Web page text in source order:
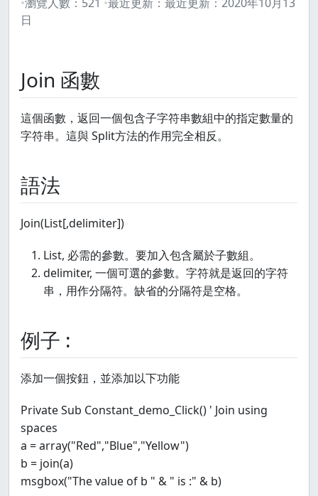
日
Join 函數
這個函數，返回一個包含子字符串數組中的指定數量的
字符串。這與 Split方法的作用完全相反。
語法
Join(List[,delimiter])
List, 必需的參數。要加入包含屬於子數組。
delimiter, 一個可選的參數。字符就是返回的字符
串，用作分隔符。缺省的分隔符是空格。
例子 :
添加一個按鈕，並添加以下功能
Private Sub Constant_demo_Click() ' Join using
spaces
a = array("Red","Blue","Yellow")
b = join(a)
msgbox("The value of b " & " is :" & b)